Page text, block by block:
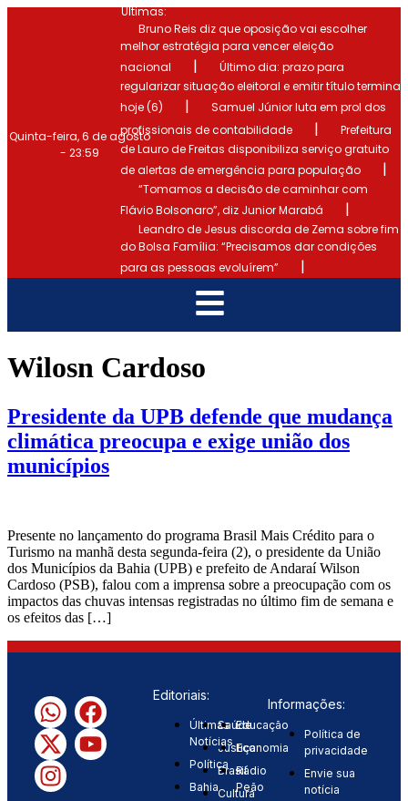
Quinta-feira, 6 de agosto
- 23:59
Últimas:
Bruno Reis diz que oposição vai escolher
melhor estratégia para vencer eleição
nacional
|
Último dia: prazo para
regularizar situação eleitoral e emitir título termina
hoje (6)
|
Samuel Júnior luta em prol dos
profissionais de contabilidade
|
Prefeitura
de Lauro de Freitas disponibiliza serviço gratuito
de alertas de emergência para população
|
“Tomamos a decisão de caminhar com
Flávio Bolsonaro”, diz Junior Marabá
|
Leandro de Jesus discorda de Zema sobre fim
do Bolsa Família: “Precisamos dar condições
para as pessoas evoluírem”
|
Wilosn Cardoso
Presidente da UPB defende que mudança
climática preocupa e exige união dos
municípios
Presente no lançamento do programa Brasil Mais Crédito para o
Turismo na manhã desta segunda-feira (2), o presidente da União
dos Municípios da Bahia (UPB) e prefeito de Andaraí Wilson
Cardoso (PSB), falou com a imprensa sobre a preocupação com os
impactos das chuvas intensas registradas no último fim de semana e
os efeitos das […]
Editoriais:
Últimas
Notícias
Política
Bahia
Saúde
Justiça
Brasil
Cultura
Educação
Economia
Rádio
Peão
Informações:
Política de
privacidade
Envie sua
notícia